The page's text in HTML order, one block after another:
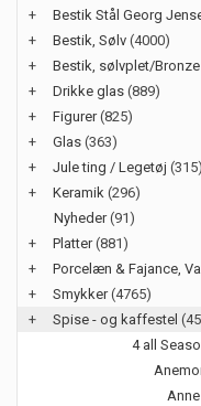
+
Bestik Stål Georg
+
Bestik, Sølv (4000)
+
Bestik, sølvplet/Bronze
+
Drikke glas (889)
+
Figurer(825)
+
Glas (363)
+
Jule ting / Legetøj (315)
+
Keramik (296)
Nyheder(91)
+
Platter(881)
+
Porcelæn & Fajance,
+
Smykker(4765)
+
Spise - og kaffestel
4 all